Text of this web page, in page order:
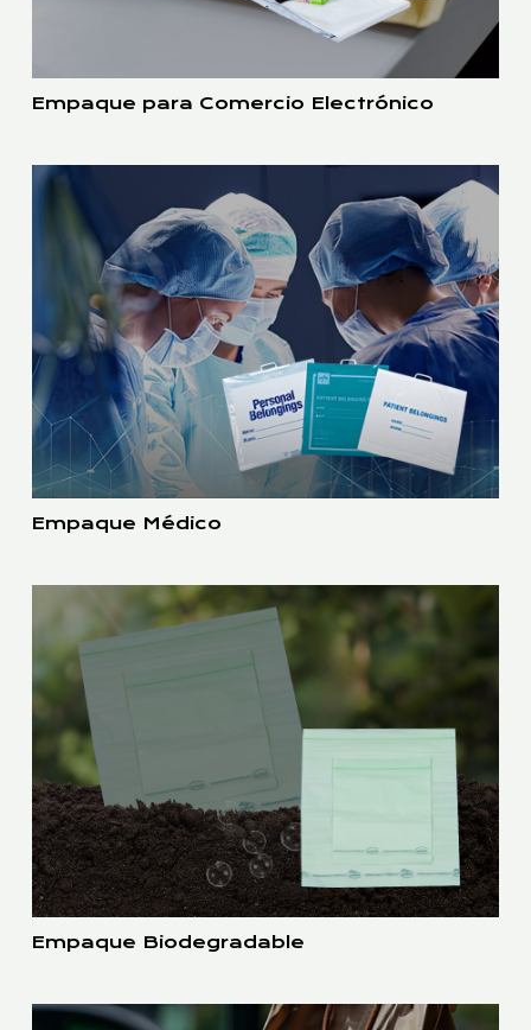
Empaque para Comercio Electrónico
Empaque Médico
Empaque Biodegradable